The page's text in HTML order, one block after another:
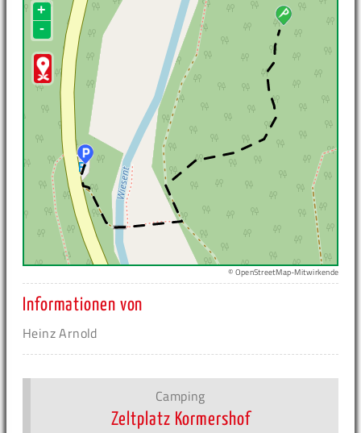
+
-
© OpenStreetMap-Mitwirkende
Informationen von
Heinz Arnold
Camping
Zeltplatz Kormershof